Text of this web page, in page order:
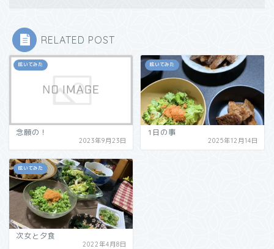
RELATED POST
呟いてみた
念願の！
2023年9月23日
呟いてみた
1日の事
2025年12月14日
呟いてみた
次女と夕食
2022年4月8日